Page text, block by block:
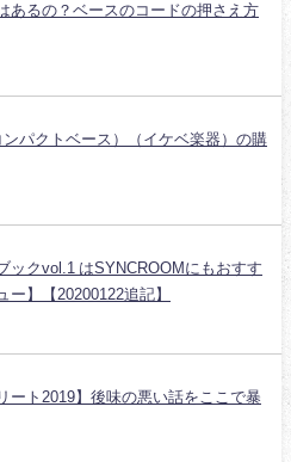
あるの？ベースのコードの押さえ方
パクトベース）（イケベ楽器）の購
ックvol.1 はSYNCROOMにもおすす
ー】【20200122追記】
ート2019】後味の悪い話をここで暴